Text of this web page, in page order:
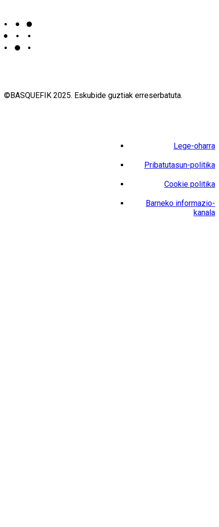
©BASQUEFIK 2025. Eskubide guztiak erreserbatuta.
Lege-oharra
Pribatutasun-politika
Cookie politika
Barneko informazio-
kanala